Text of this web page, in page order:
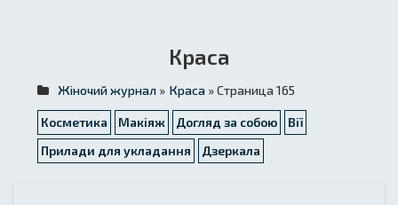
Краса
Жіночий журнал » Краса » Страница 165
Косметика Макіяж Догляд за собою
Вії
Прилади для укладання
Дзеркала